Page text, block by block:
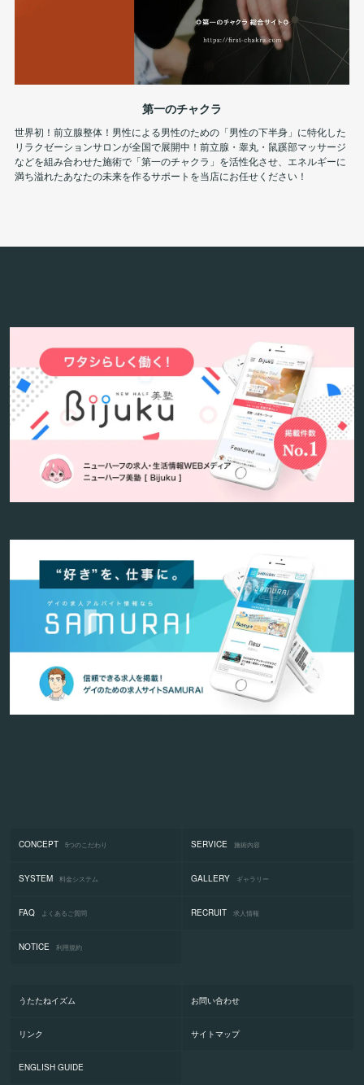
第一のチャクラ
世界初！前立腺整体！男性による男性のための「男性の下半身」に特化した
リラクゼーションサロンが全国で展開中！前立腺・睾丸・鼠蹊部マッサージ
などを組み合わせた施術で「第一のチャクラ」を活性化させ、エネルギーに
満ち溢れたあなたの未来を作るサポートを当店にお任せください！
CONCEPT 5つのこだわり SERVICE 施術内容
SYSTEM 料金システム GALLERY ギャラリー
FAQ よくあるご質問 RECRUIT 求人情報
NOTICE 利用規約
うたたねイズム お問い合わせ
リンク サイトマップ
ENGLISH GUIDE